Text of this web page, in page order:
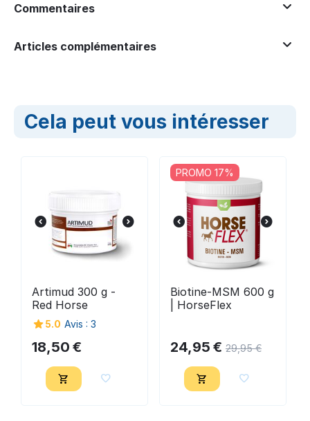
Commentaires
Articles complémentaires
Cela peut vous intéresser
Artimud 300 g -
Red Horse
5.0 Avis : 3
18,50 €
PROMO 17%
Biotine-MSM 600 g
| HorseFlex
24,95 € 29,95 €